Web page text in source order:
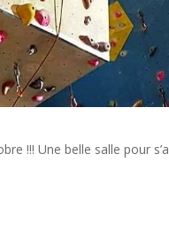
!!! Une belle salle pour